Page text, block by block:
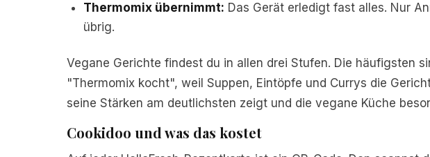
Thermomix übernimmt: Das Gerät erledigt fast alles. Nur
übrig.
Vegane Gerichte findest du in allen drei Stufen. Die häufigsten
"Thermomix kocht", weil Suppen, Eintöpfe und Currys die
seine Stärken am deutlichsten zeigt und die vegane Küche
Cookidoo und was das kostet